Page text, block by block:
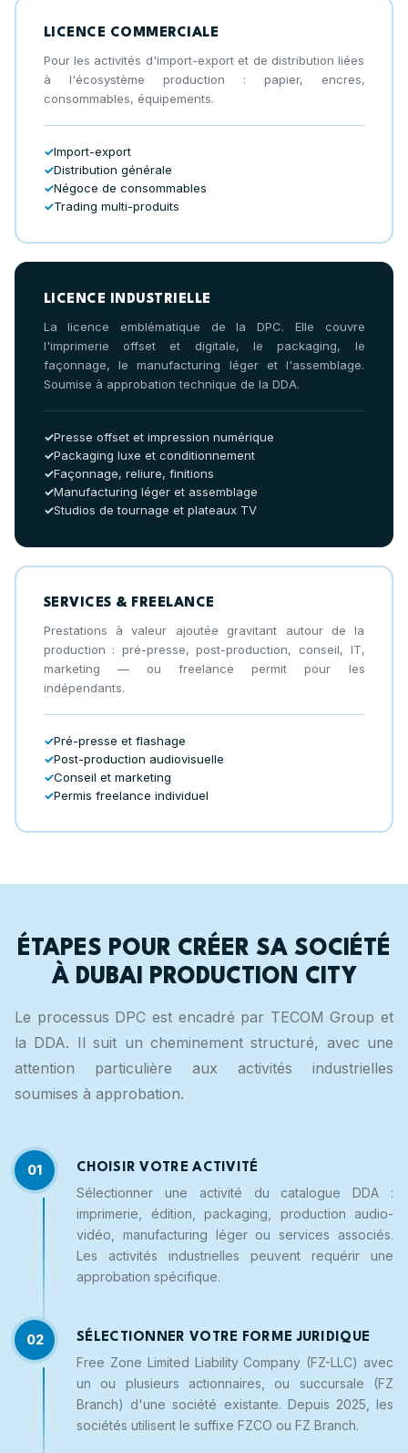
LICENCE COMMERCIALE
Pour les activités d'import-export et de distribution liées
à l'écosystème production : papier, encres,
consommables, équipements.
Import-export
Distribution générale
Négoce de consommables
Trading multi-produits
LICENCE INDUSTRIELLE
La licence emblématique de la DPC. Elle couvre
l'imprimerie offset et digitale, le packaging, le
façonnage, le manufacturing léger et l'assemblage.
Soumise à approbation technique de la DDA.
Presse offset et impression numérique
Packaging luxe et conditionnement
Façonnage, reliure, finitions
Manufacturing léger et assemblage
Studios de tournage et plateaux TV
SERVICES & FREELANCE
Prestations à valeur ajoutée gravitant autour de la
production : pré-presse, post-production, conseil, IT,
marketing — ou freelance permit pour les
indépendants.
Pré-presse et flashage
Post-production audiovisuelle
Conseil et marketing
Permis freelance individuel
ÉTAPES POUR CRÉER SA SOCIÉTÉ
À DUBAI PRODUCTION CITY
Le processus DPC est encadré par TECOM Group et
la DDA. Il suit un cheminement structuré, avec une
attention particulière aux activités industrielles
soumises à approbation.
01 CHOISIR VOTRE ACTIVITÉ
Sélectionner une activité du catalogue DDA :
imprimerie, édition, packaging, production audio-
vidéo, manufacturing léger ou services associés.
Les activités industrielles peuvent requérir une
approbation spécifique.
02 SÉLECTIONNER VOTRE FORME JURIDIQUE
Free Zone Limited Liability Company (FZ-LLC) avec
un ou plusieurs actionnaires, ou succursale (FZ
Branch) d'une société existante. Depuis 2025, les
sociétés utilisent le suffixe FZCO ou FZ Branch.